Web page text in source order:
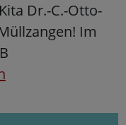
Dr.-C.-Otto-
Im